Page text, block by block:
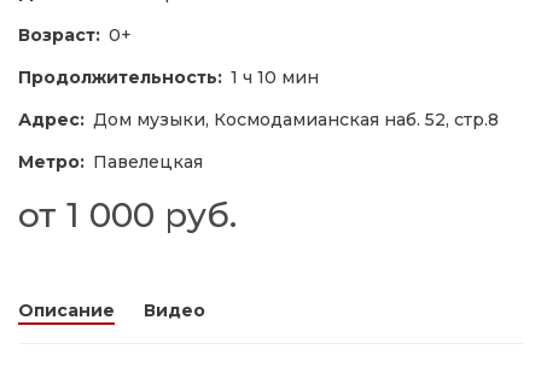
Возраст: 0+
Продолжительность: 1 ч 10 мин
Адрес: Дом музыки, Космодамианская наб. 52, стр.8
Метро: Павелецкая
от 1 000 руб.
Описание Видео